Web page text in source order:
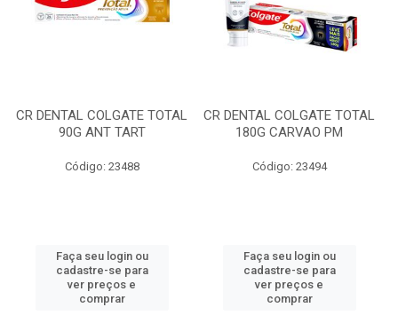
CR DENTAL COLGATE TOTAL
90G ANT TART
Código: 23488
Faça seu login ou
cadastre-se para
ver preços e
comprar
CR DENTAL COLGATE TOTAL
180G CARVAO PM
Código: 23494
Faça seu login ou
cadastre-se para
ver preços e
comprar